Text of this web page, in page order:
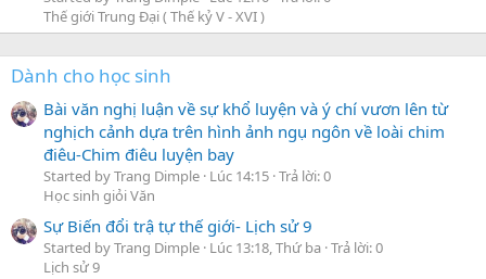
Thế giới Trung Đại ( Thế kỷ V - XVI )
Dành cho học sinh
Bài văn nghị luận về sự khổ luyện và ý chí vươn lên từ
nghịch cảnh dựa trên hình ảnh ngụ ngôn về loài chim
điêu-Chim điêu luyện bay
Started by Trang Dimple Lúc 14:15 Trả lời: 0
Học sinh giỏi Văn
Sự Biến đổi trậ tự thế giới- Lịch sử 9
Started by Trang Dimple Lúc 13:18, Thứ ba Trả lời: 0
Lịch sử 9